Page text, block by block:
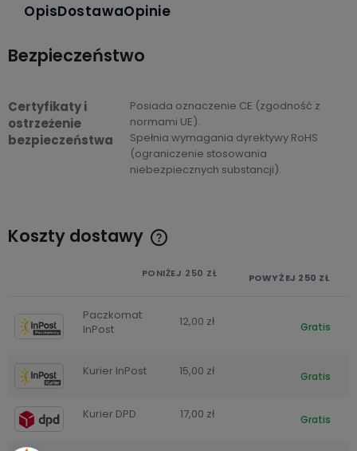
OpisDostawaOpinie
Bezpieczeństwo
Certyfikaty i
ostrzeżenie
bezpieczeństwa
Posiada oznaczenie CE (zgodność z
normami UE).
Spełnia wymagania dyrektywy RoHS
(ograniczenie stosowania
niebezpiecznych substancji).
Koszty dostawy
Cena nie zawiera ewentualnych kosztów płatności
PONIŻEJ 250 ZŁ POWYŻEJ 250 ZŁ
Paczkomat
InPost
12,00 zł Gratis
Kurier InPost 15,00 zł Gratis
Kurier DPD 17,00 zł Gratis